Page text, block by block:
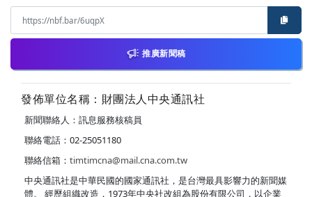
推廣新聞稿
發佈單位名稱：財團法人中央通訊社
新聞聯絡人：訊息服務核稿員
聯絡電話：02-25051180
聯絡信箱： timtimcna@mail.cna.com.tw
中央通訊社是中華民國的國家通訊社，是台灣最具影響力的新聞媒
體。 經歷組織改造，1973年中央社改組為股份有限公司，以企業